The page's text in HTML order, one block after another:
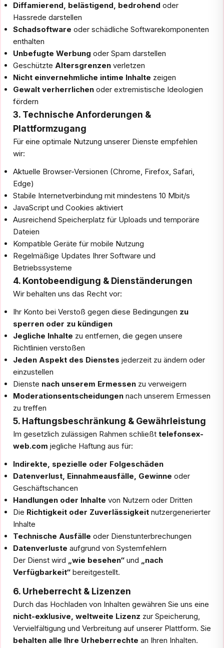
Diffamierend, belästigend, bedrohend oder
Hassrede darstellen
Schadsoftware oder schädliche Softwarekomponenten
enthalten
Unbefugte Werbung oder Spam darstellen
Geschützte Altersgrenzen verletzen
Nicht einvernehmliche intime Inhalte zeigen
Gewalt verherrlichen oder extremistische Ideologien
fördern
3. Technische Anforderungen &
Plattformzugang
Für eine optimale Nutzung unserer Dienste empfehlen
wir:
Aktuelle Browser-Versionen (Chrome, Firefox, Safari,
Edge)
Stabile Internetverbindung mit mindestens 10 Mbit/s
JavaScript und Cookies aktiviert
Ausreichend Speicherplatz für Uploads und temporäre
Dateien
Kompatible Geräte für mobile Nutzung
Regelmäßige Updates Ihrer Software und
Betriebssysteme
4. Kontobeendigung & Dienständerungen
Wir behalten uns das Recht vor:
Ihr Konto bei Verstoß gegen diese Bedingungen zu
sperren oder zu kündigen
Jegliche Inhalte zu entfernen, die gegen unsere
Richtlinien verstoßen
Jeden Aspekt des Dienstes jederzeit zu ändern oder
einzustellen
Dienste nach unserem Ermessen zu verweigern
Moderationsentscheidungen nach unserem Ermessen
zu treffen
5. Haftungsbeschränkung & Gewährleistung
Im gesetzlich zulässigen Rahmen schließt telefonsex-
web.com jegliche Haftung aus für:
Indirekte, spezielle oder Folgeschäden
Datenverlust, Einnahmeausfälle, Gewinne oder
Geschäftschancen
Handlungen oder Inhalte von Nutzern oder Dritten
Die Richtigkeit oder Zuverlässigkeit nutzergenerierter
Inhalte
Technische Ausfälle oder Dienstunterbrechungen
Datenverluste aufgrund von Systemfehlern
Der Dienst wird „wie besehen“ und „nach
Verfügbarkeit“ bereitgestellt.
6. Urheberrecht & Lizenzen
Durch das Hochladen von Inhalten gewähren Sie uns eine
nicht-exklusive, weltweite Lizenz zur Speicherung,
Vervielfältigung und Verbreitung auf unserer Plattform. Sie
behalten alle Ihre Urheberrechte an Ihren Inhalten.